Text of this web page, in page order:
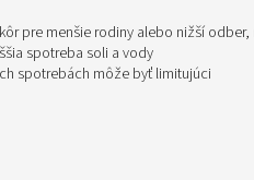
pre menšie rodiny alebo nižší
spotreba soli a vody
spotrebách môže byť limitujúci